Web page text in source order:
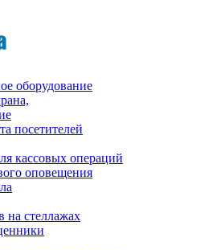
оборудование
посетителей
кассовых операций
оповещения
на стеллажах